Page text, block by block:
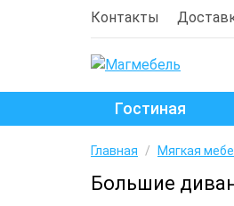
Контакты
Гостиная
Главная / Мягкая
Большие